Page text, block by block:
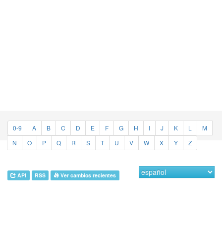
0-9 A B C D E F G H I J K L
M
N
O P Q R S T U V W X Y Z
API RSS Ver cambios recientes